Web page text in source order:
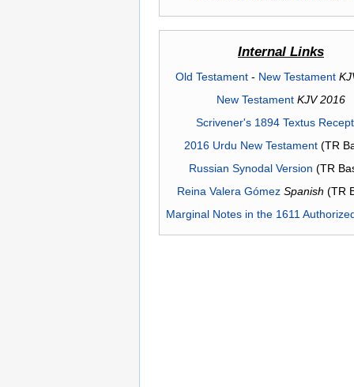
Internal Links
Old Testament- New Testament
New Testament KJV 2016
Scrivener's 1894 Textus
2016 Urdu New Testament(TR
Russian Synodal Version (TR
Reina Valera Gómez Spanish (TR
Marginal Notes in the 1611